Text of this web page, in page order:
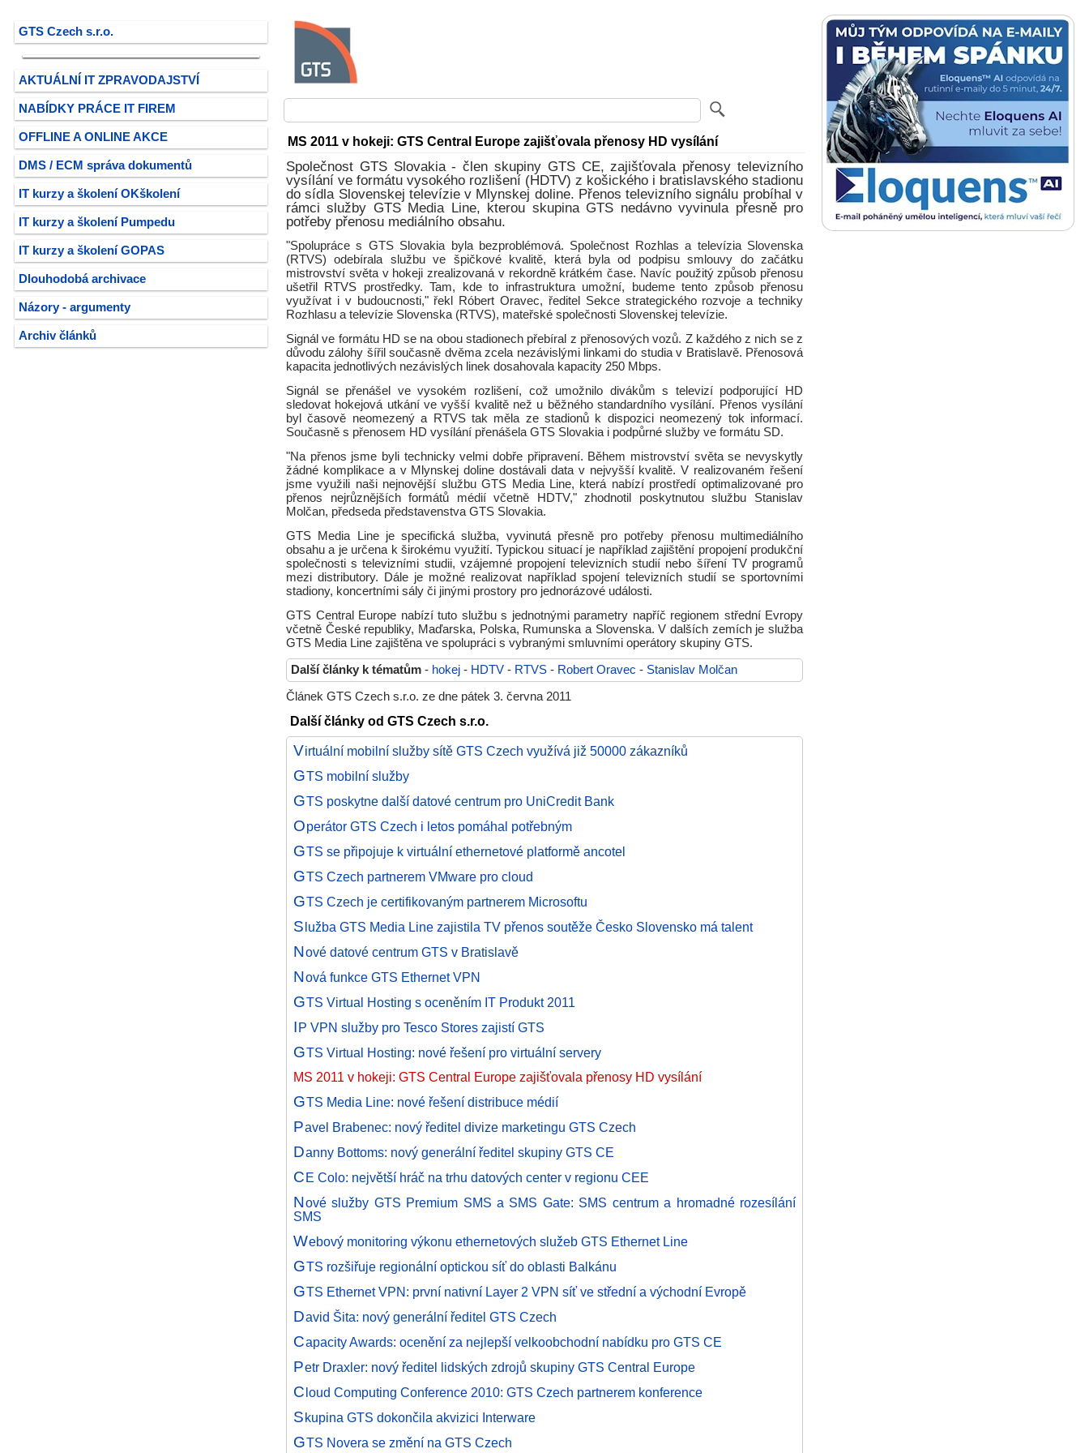
GTS Czech s.r.o.
AKTUÁLNÍ IT ZPRAVODAJSTVÍ
NABÍDKY PRÁCE IT FIREM
OFFLINE A ONLINE AKCE
DMS / ECM správa dokumentů
IT kurzy a školení OKškolení
IT kurzy a školení Pumpedu
IT kurzy a školení GOPAS
Dlouhodobá archivace
Názory - argumenty
Archiv článků
MS 2011 v hokeji: GTS Central Europe zajišťovala přenosy HD vysílání
Společnost GTS Slovakia - člen skupiny GTS CE, zajišťovala přenosy televizního
vysílání ve formátu vysokého rozlišení (HDTV) z košického i bratislavského stadionu
do sídla Slovenskej televízie v Mlynskej doline. Přenos televizního signálu probíhal v
rámci služby GTS Media Line, kterou skupina GTS nedávno vyvinula přesně pro
potřeby přenosu mediálního obsahu.
"Spolupráce s GTS Slovakia byla bezproblémová. Společnost Rozhlas a televízia Slovenska
(RTVS) odebírala službu ve špičkové kvalitě, která byla od podpisu smlouvy do začátku
mistrovství světa v hokeji zrealizovaná v rekordně krátkém čase. Navíc použitý způsob přenosu
ušetřil RTVS prostředky. Tam, kde to infrastruktura umožní, budeme tento způsob přenosu
využívat i v budoucnosti," řekl Róbert Oravec, ředitel Sekce strategického rozvoje a techniky
Rozhlasu a televízie Slovenska (RTVS), mateřské společnosti Slovenskej televízie.
Signál ve formátu HD se na obou stadionech přebíral z přenosových vozů. Z každého z nich se z
důvodu zálohy šířil současně dvěma zcela nezávislými linkami do studia v Bratislavě. Přenosová
kapacita jednotlivých nezávislých linek dosahovala kapacity 250 Mbps.
Signál se přenášel ve vysokém rozlišení, což umožnilo divákům s televizí podporující HD
sledovat hokejová utkání ve vyšší kvalitě než u běžného standardního vysílání. Přenos vysílání
byl časově neomezený a RTVS tak měla ze stadionů k dispozici neomezený tok informací.
Současně s přenosem HD vysílání přenášela GTS Slovakia i podpůrné služby ve formátu SD.
"Na přenos jsme byli technicky velmi dobře připravení. Během mistrovství světa se nevyskytly
žádné komplikace a v Mlynskej doline dostávali data v nejvyšší kvalitě. V realizovaném řešení
jsme využili naši nejnovější službu GTS Media Line, která nabízí prostředí optimalizované pro
přenos nejrůznějších formátů médií včetně HDTV," zhodnotil poskytnutou službu Stanislav
Molčan, předseda představenstva GTS Slovakia.
GTS Media Line je specifická služba, vyvinutá přesně pro potřeby přenosu multimediálního
obsahu a je určena k širokému využití. Typickou situací je například zajištění propojení produkční
společnosti s televizními studii, vzájemné propojení televizních studií nebo šíření TV programů
mezi distributory. Dále je možné realizovat například spojení televizních studií se sportovními
stadiony, koncertními sály či jinými prostory pro jednorázové události.
GTS Central Europe nabízí tuto službu s jednotnými parametry napříč regionem střední Evropy
včetně České republiky, Maďarska, Polska, Rumunska a Slovenska. V dalších zemích je služba
GTS Media Line zajištěna ve spolupráci s vybranými smluvními operátory skupiny GTS.
Další články k tématům - hokej - HDTV - RTVS - Robert Oravec - Stanislav Molčan
Článek GTS Czech s.r.o. ze dne pátek 3. června 2011
Další články od GTS Czech s.r.o.
Virtuální mobilní služby sítě GTS Czech využívá již 50000 zákazníků
GTS mobilní služby
GTS poskytne další datové centrum pro UniCredit Bank
Operátor GTS Czech i letos pomáhal potřebným
GTS se připojuje k virtuální ethernetové platformě ancotel
GTS Czech partnerem VMware pro cloud
GTS Czech je certifikovaným partnerem Microsoftu
Služba GTS Media Line zajistila TV přenos soutěže Česko Slovensko má talent
Nové datové centrum GTS v Bratislavě
Nová funkce GTS Ethernet VPN
GTS Virtual Hosting s oceněním IT Produkt 2011
IP VPN služby pro Tesco Stores zajistí GTS
GTS Virtual Hosting: nové řešení pro virtuální servery
MS 2011 v hokeji: GTS Central Europe zajišťovala přenosy HD vysílání
GTS Media Line: nové řešení distribuce médií
Pavel Brabenec: nový ředitel divize marketingu GTS Czech
Danny Bottoms: nový generální ředitel skupiny GTS CE
CE Colo: největší hráč na trhu datových center v regionu CEE
Nové služby GTS Premium SMS a SMS Gate: SMS centrum a hromadné rozesílání
SMS
Webový monitoring výkonu ethernetových služeb GTS Ethernet Line
GTS rozšiřuje regionální optickou síť do oblasti Balkánu
GTS Ethernet VPN: první nativní Layer 2 VPN síť ve střední a východní Evropě
David Šita: nový generální ředitel GTS Czech
Capacity Awards: ocenění za nejlepší velkoobchodní nabídku pro GTS CE
Petr Draxler: nový ředitel lidských zdrojů skupiny GTS Central Europe
Cloud Computing Conference 2010: GTS Czech partnerem konference
Skupina GTS dokončila akvizici Interware
GTS Novera se změní na GTS Czech